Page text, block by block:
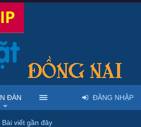
vặt tổng hợp - Uy tín - Miễn phí
ĐÀN
Bài viết gần đây
ĐĂNG NHẬP